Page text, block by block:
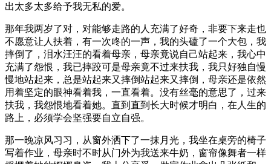
出太多太多给予我无私的爱。
那年我两岁了对，对能够走路的人充满了好奇，非要下来走也
不愿意让人扶着，有一次咚的一声，我的头磕了一个大包，我
摔倒了，泪水汪汪的看着母亲，母亲竟说自己站起来，我心中
充满了怨恨，我已摔跤可是母亲竟不过来扶我，我只好独自慢
慢地站起来，总是站起来又摔倒站起来又摔倒，母亲还是依然
用着坚定的眼神看着我，一直看着。没有丝毫的意思了，过来
扶我，我怨恨地看着她。直到直到长大时候才明白，在人生的
路上，必须学会坚强要自立自强。
那一晚凉风习习，从窗外洒下了一抹月光，我坐在桌旁的椅子
写着作业，母亲时不时从门外为我送来牛奶，窗帘像舞者一样